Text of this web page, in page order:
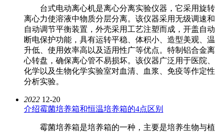
台式电动离心机是离心分离实验仪器，它采用旋转
离心力使溶液中物质分层分离。该仪器采用无级调速和
自动调节平衡装置，外壳采用工艺注塑而成，开盖自动
断电保护功能，具有运转平稳、体积小、造型美观、温
升低、使用效率高以及适用性广等优点。特制铝合金离
心转盘，确保离心管不易损坏。该仪器广泛用于医院、
化学以及生物化学实验室对血清、血浆、免疫等作定性
分析实验。
2022 12-20
介绍霉菌培养箱和恒温培养箱的4点区别
霉菌培养箱是培养箱的一种，主要是培养生物与植